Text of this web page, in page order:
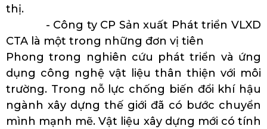
thị.
- Công ty CP Sản xuất Phát triển VLXD
CTA là một trong những đơn vị tiên
Phong trong nghiên cứu phát triển và ứng
dụng công nghệ vật liệu thân thiện với môi
trường. Trong nỗ lực chống biến đổi khí hậu
ngành xây dựng thế giới đã có bước chuyển
mình mạnh mẽ. Vật liệu xây dựng mới có tính